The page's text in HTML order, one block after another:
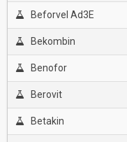
Beforvel Ad3E
Bekombin
Benofor
Berovit
Betakin